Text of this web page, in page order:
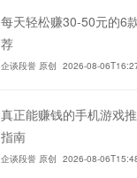
每天轻松赚30-50元的6
荐
企谈段誉 原创 2026-08-
真正能赚钱的手机游戏
指南
企谈段誉 原创 2026-08-